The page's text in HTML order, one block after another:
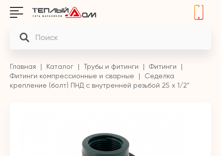
Главная Каталог Трубы и фитинги
Фитинги
Фитинги компрессионные и сварные
Седелка
крепление (болт) ПНД с внутренней резьбой 25 х 1/2"